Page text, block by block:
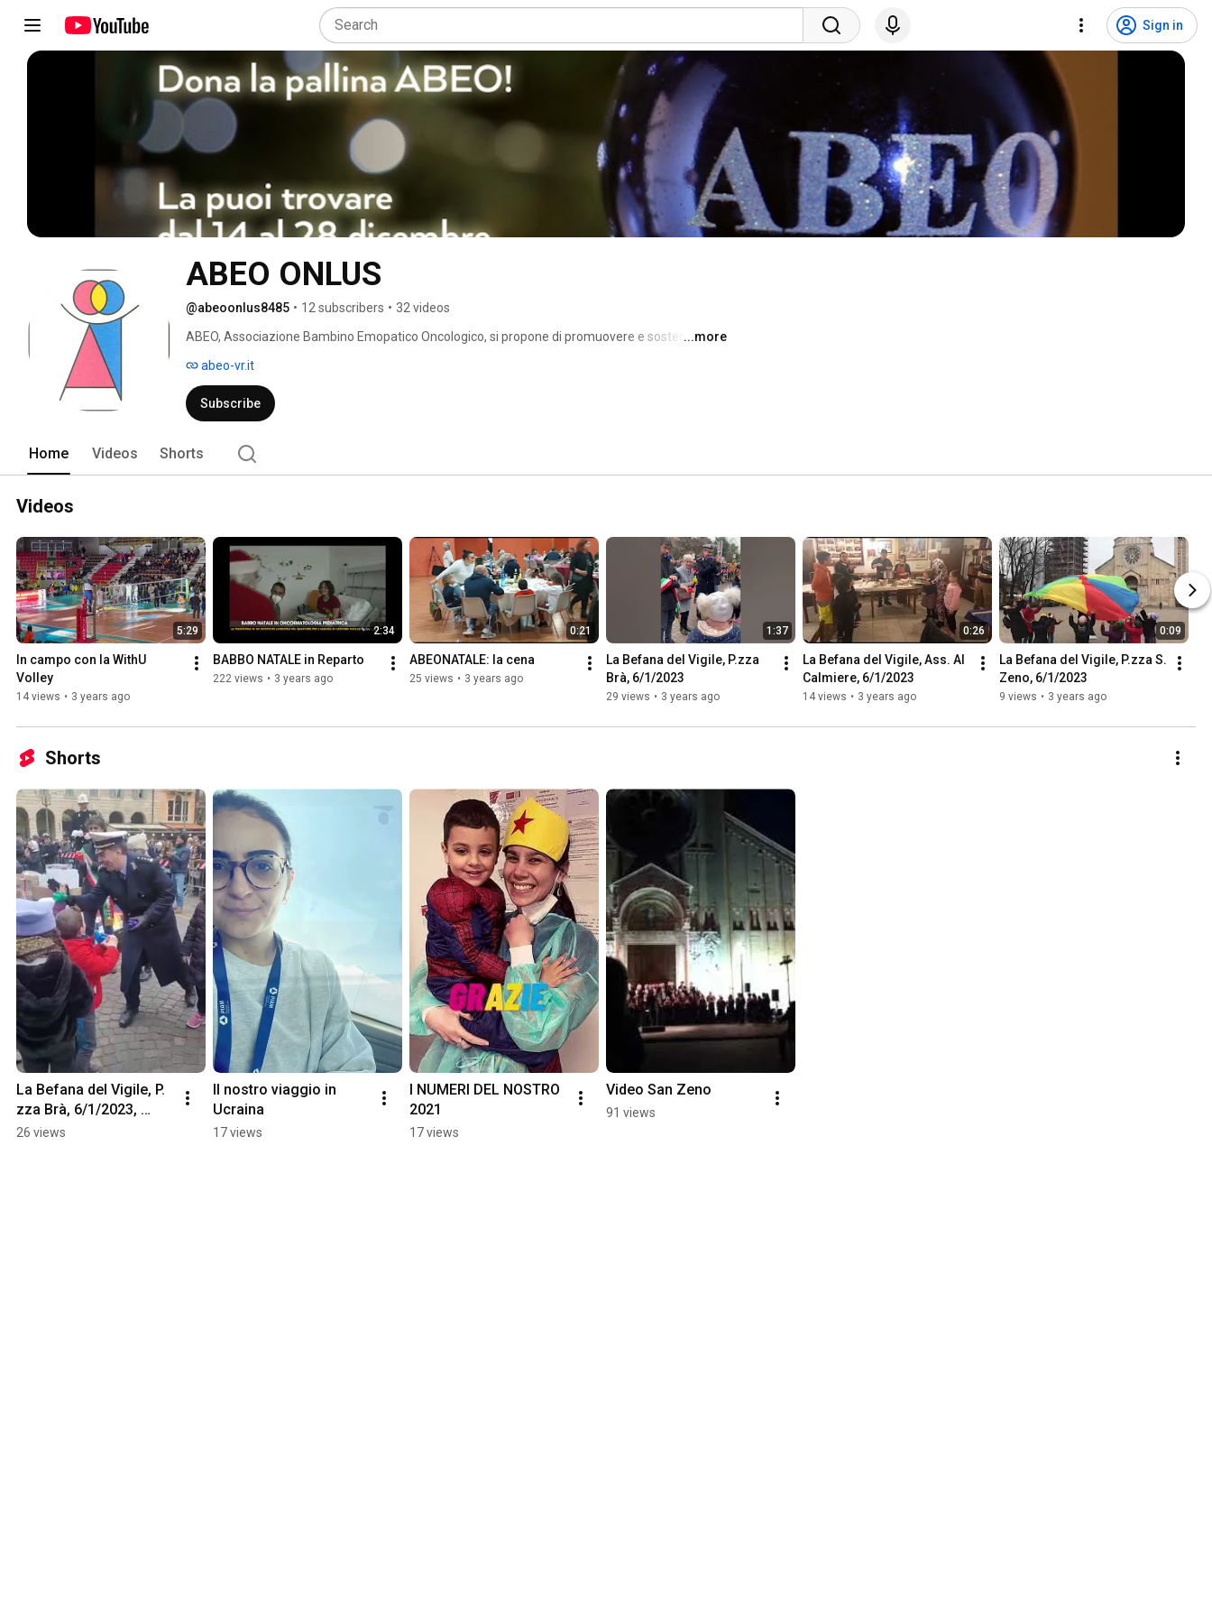
Sign in
ABEO ONLUS
@abeoonlus8485 • 12 subscribers • 32 videos
ABEO, Associazione Bambino Emopatico Oncologico, si propone di promuovere e sostenere
della diagnosi precoce, del trattamento ottimale, della riabilitazione e della socializzazione
intesa, quest’ultima, come reinserimento in una vita normale.
...more
abeo-vr.it
Subscribe
Home Videos Shorts
Videos
5:29
In campo con la WithU
Volley
14 views • 3 years ago
2:34
BABBO NATALE in Reparto
222 views • 3 years ago
0:21
ABEONATALE: la cena
25 views • 3 years ago
1:37
La Befana del Vigile, P.zza
Brà, 6/1/2023
29 views • 3 years ago
0:26
La Befana del Vigile, Ass. Al
Calmiere, 6/1/2023
14 views • 3 years ago
0:09
La Befana del Vigile, P.zza S.
Zeno, 6/1/2023
9 views • 3 years ago
Shorts
La Befana del Vigile, P.
zza Brà, 6/1/2023,
comandante Altamura
26 views
Il nostro viaggio in
Ucraina
17 views
I NUMERI DEL NOSTRO
2021
17 views
Video San Zeno
91 views